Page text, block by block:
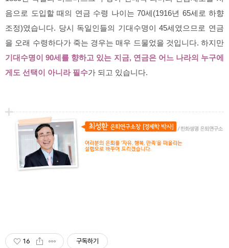
음으로 도입할 때의 연금 수령 나이는 70세(1916년 65세로 하향
조정)였습니다. 당시 독일인들의 기대수명이 45세였으므로 연금
을 오래 수령하다가 죽는 경우는 매우 드물었을 것입니다. 하지만
기대수명이 90세를 향하고 있는 지금, 연금은 어느 나라의 누구에
게도 선택이 아니라 필수가 되고 있습니다.
16 구독하기